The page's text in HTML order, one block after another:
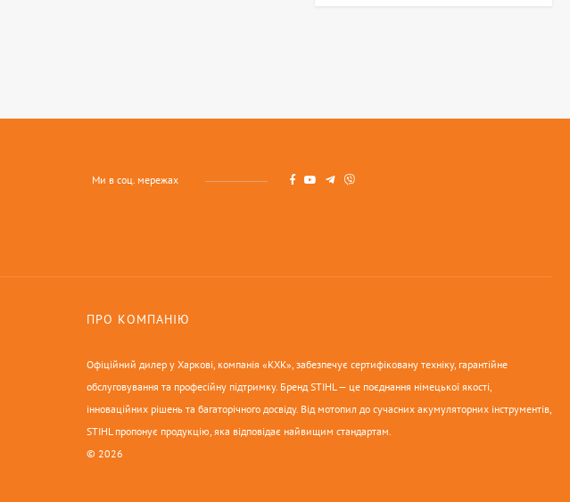
Ми в соц. мережах
ПРО КОМПАНІЮ
Офіційний дилер у Харкові, компанія «КХК», забезпечує сертифіковану техніку, гарантійне
обслуговування та професійну підтримку. Бренд STIHL — це поєднання німецької якості,
інноваційних рішень та багаторічного досвіду. Від мотопил до сучасних акумуляторних інструментів,
STIHL пропонує продукцію, яка відповідає найвищим стандартам.
© 2026